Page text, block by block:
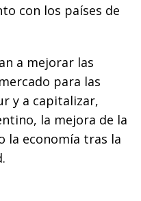
con los países de
a mejorar las
para las
y a capitalizar,
la mejora de la
la economía tras la